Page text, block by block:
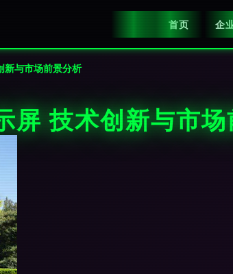
首页 企
新与市场前景分析
屏 技术创新与市